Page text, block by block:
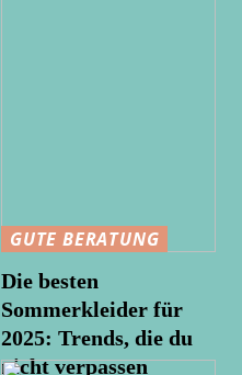
GUTE BERATUNG
Die besten
Sommerkleider für
2025: Trends, die du
nicht verpassen